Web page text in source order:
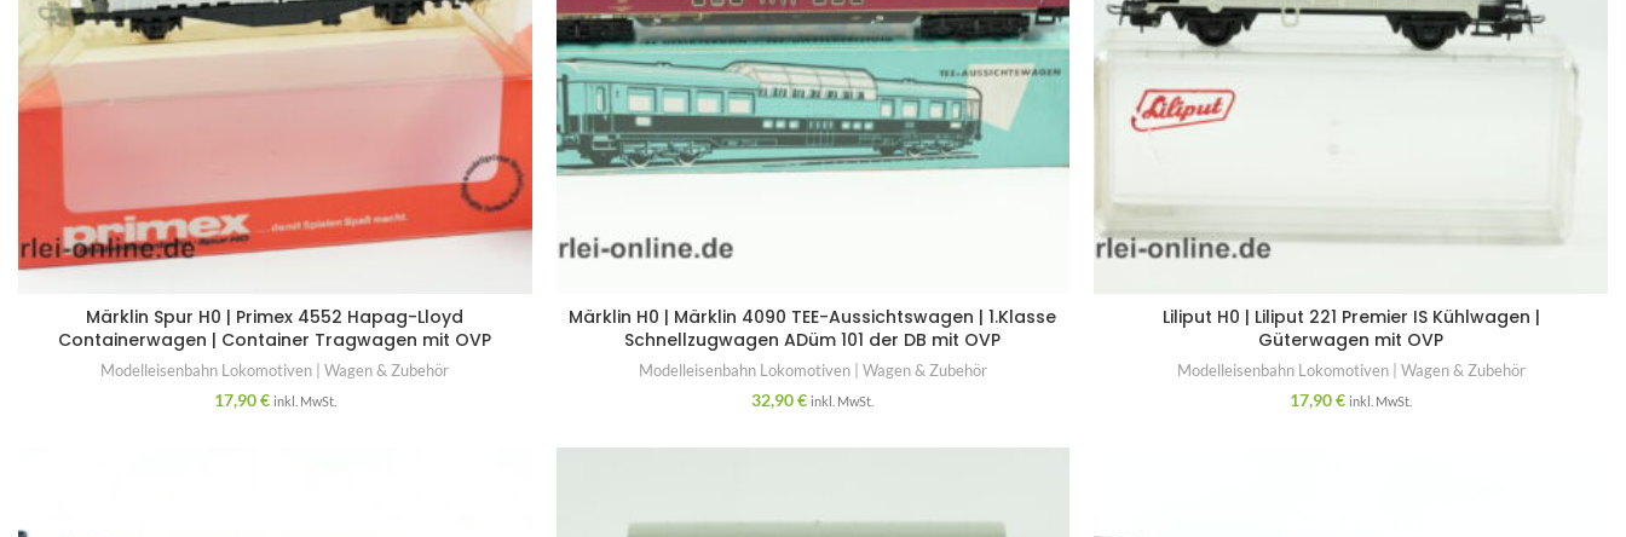
Märklin Spur H0 | Primex 4552 Hapag-Lloyd
Containerwagen | Container Tragwagen mit OVP
Modelleisenbahn Lokomotiven | Wagen & Zubehör
17,90€ inkl. MwSt.
Märklin H0 | Märklin 4090 TEE-Aussichtswagen | 1.Klasse
Schnellzugwagen ADüm 101 der DB mit OVP
Modelleisenbahn Lokomotiven | Wagen & Zubehör
32,90€ inkl. MwSt.
Liliput H0 | Liliput 221 Premier IS Kühlwagen |
Güterwagen mit OVP
Modelleisenbahn Lokomotiven | Wagen & Zubehör
17,90€ inkl. MwSt.